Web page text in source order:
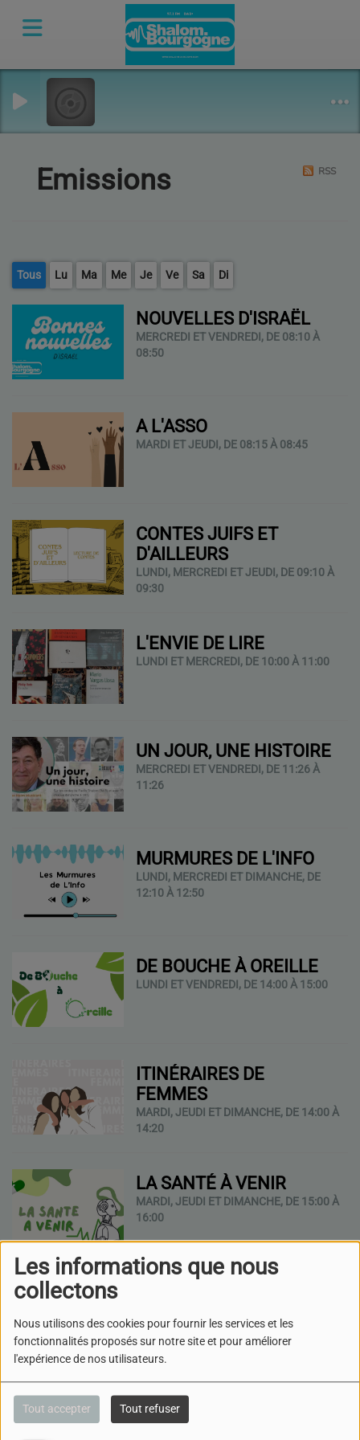
Les informations que nous
collectons
Nous utilisons des cookies pour fournir les services et les
fonctionnalités proposés sur notre site et pour améliorer
l'expérience de nos utilisateurs.
Tout accepter Tout refuser
Emissions RSS
Tous Lu Ma Me Je Ve Sa Di
NOUVELLES D'ISRAËL
MERCREDI ET VENDREDI, DE 08:10 À
08:50
A L'ASSO
MARDI ET JEUDI, DE 08:15 À 08:45
CONTES JUIFS ET
D'AILLEURS
LUNDI, MERCREDI ET JEUDI, DE 09:10 À
09:30
L'ENVIE DE LIRE
LUNDI ET MERCREDI, DE 10:00 À 11:00
UN JOUR, UNE HISTOIRE
MERCREDI ET VENDREDI, DE 11:26 À
11:26
MURMURES DE L'INFO
LUNDI, MERCREDI ET DIMANCHE, DE
12:10 À 12:50
DE BOUCHE À OREILLE
LUNDI ET VENDREDI, DE 14:00 À 15:00
ITINÉRAIRES DE
FEMMES
MARDI, JEUDI ET DIMANCHE, DE 14:00 À
14:20
LA SANTÉ À VENIR
MARDI, JEUDI ET DIMANCHE, DE 15:00 À
16:00
LUNDI, MERCREDI ET VENDREDI, DE
15:00 À 15:30
ROCK À TOUS LES
ÉTAGES